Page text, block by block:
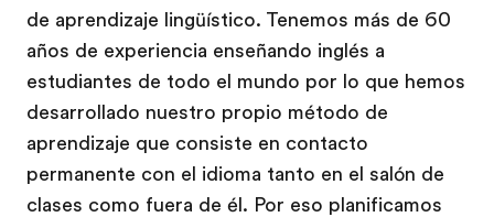
de aprendizaje lingüístico. Tenemos más de 60
años de experiencia enseñando inglés a
estudiantes de todo el mundo por lo que hemos
desarrollado nuestro propio método de
aprendizaje que consiste en contacto
permanente con el idioma tanto en el salón de
clases como fuera de él. Por eso planificamos